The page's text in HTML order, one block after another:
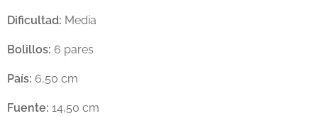
Dificultad: Media
Bolillos: 6 pares
País: 6,50 cm
Fuente: 14,50 cm